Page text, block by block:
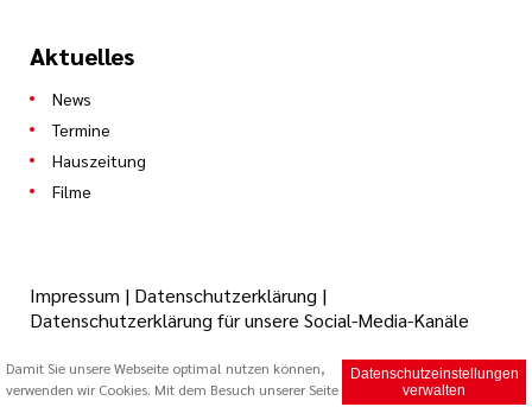
Aktuelles
News
Termine
Hauszeitung
Filme
© 2026 Caritas Trägergesellschaft Saarbrücken mbH (cts)
Impressum | Datenschutzerklärung |
Datenschutzerklärung für unsere Social-Media-Kanäle
Datenschutzeinstellungen
verwalten
Damit Sie unsere Webseite optimal nutzen können,
verwenden wir Cookies. Mit dem Besuch unserer Seite